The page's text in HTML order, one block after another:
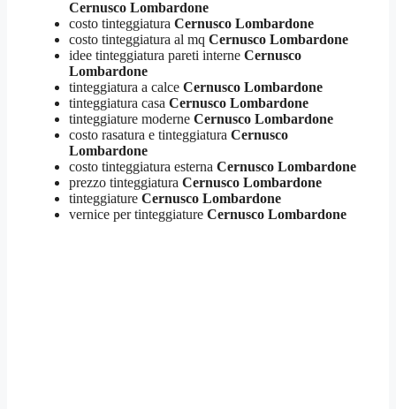
Cernusco Lombardone
costo tinteggiatura Cernusco Lombardone
costo tinteggiatura al mq Cernusco Lombardone
idee tinteggiatura pareti interne Cernusco
Lombardone
tinteggiatura a calce Cernusco Lombardone
tinteggiatura casa Cernusco Lombardone
tinteggiature moderne Cernusco Lombardone
costo rasatura e tinteggiatura Cernusco
Lombardone
costo tinteggiatura esterna Cernusco Lombardone
prezzo tinteggiatura Cernusco Lombardone
tinteggiature Cernusco Lombardone
vernice per tinteggiature Cernusco Lombardone